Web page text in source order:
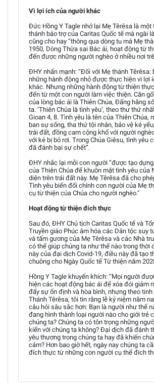
Vì lợi ích của người khác
Đức Hồng Y Tagle nhớ lại Mẹ Têrêsa là một
thánh bảo trợ của Caritas Quốc tế mà ngài
cũng cho hay “thông qua dòng tu mà Mẹ
1950, Dòng Thừa sai Bác ái, hoạt động từ
đến được những người nghèo ở nhiều nơi
ĐHY nhấn mạnh: “Đối với Mẹ thánh Têrêsa:
những hành động nhỏ được thực hiện vì lợi
khác. Nhưng những hành động từ thiện
đến từ một con người làm việc thiện. Căn
của lòng bác ái là Thiên Chúa, Đấng hằng
ta. ‘Thiên Chúa là tình yêu’, theo thư thứ
Gioan 4, 8. Tình yêu là tên của Thiên Chúa,
ban sự sống, tha thứ tội nhân, bảo vệ kẻ
trái đất, đồng cam cộng khổ với người
với kẻ bị bỏ rơi. Trong Chúa Giêsu, tình yêu
đã đánh bại sự chết”.
ĐHY nhắc lại mỗi con người “được tạo
của Thiên Chúa để khuôn mặt tình yêu của
diện trên trái đất này. Mẹ Têrêsa đã cho
Tình yêu biến đổi chính con người của Mẹ
cụ từ thiện của Chúa cho người nghèo."
Hoạt động từ thiện đích thực
Sau đó, ĐHY Chủ tịch Caritas Quốc tế và
Truyền giáo Phúc âm hóa các Dân tộc suy
và tấm gương của Mẹ Têrêsa và các Nhà
có thể giúp chúng ta như thế nào trong thời
này của đại dịch Covid-19, điều này đã tạo
chuông cho Ngày Quốc tế Từ thiện năm
Hồng Y Tagle khuyến khích: “Mọi người
hiện các hoạt động bác ái để xóa đói giảm
đẩy sự ổn định và hòa bình, nhưng theo
Thánh Têrêsa, tôi tin rằng lễ kỷ niệm năm
câu hỏi sâu sắc hơn: Bạn là người như thế
đang hình thành loại người nào cho giới trẻ
chúng ta? Chúng ta có tôn trọng những
kiến với chúng ta không? Đại dịch đã đánh
yêu thương trong chúng ta hay đã khiến
cảm? Hơn bao giờ hết, ngày nay chúng ta
đích thực từ những con người cụ thể đích